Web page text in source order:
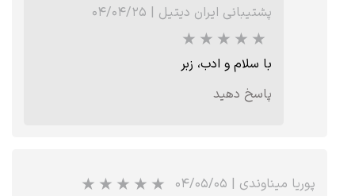
★★★
پشتیبانی ایران دیتیل | ۰۴/۰۴/۲۵
با سلام و ادب، زبر
پاسخ دهید
پوریا میناوندی | ۰۴/۰۵/۰۵